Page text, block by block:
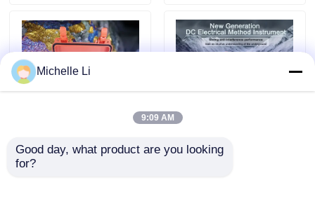
एक बोली का अनुरोध
भूभौतिकीय प्रतिरोधकता मीटर
0~1000 मीटर की गहराई
रेंज के साथ भूभौतिकीय
WDJD-4A Geophysical
Michelle Li
9:09 AM
Good day, what product are you looking
for?